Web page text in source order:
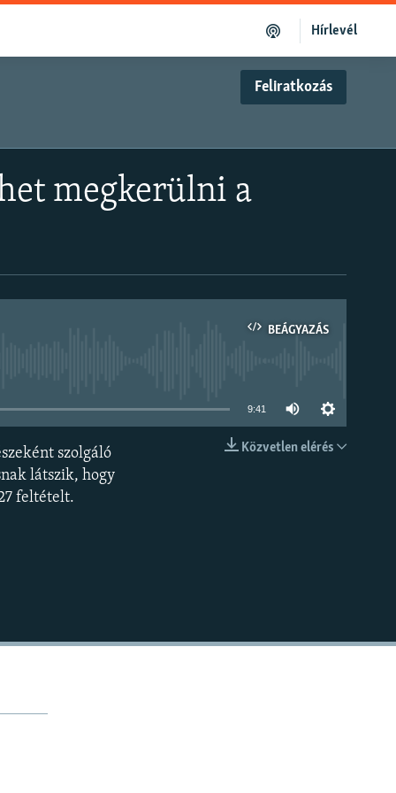
Hírlevél
Feliratkozás
megkerülni a
BEÁGYAZÁS
9:41
Közvetlen elérés
szolgáló
látszik, hogy
feltételt.